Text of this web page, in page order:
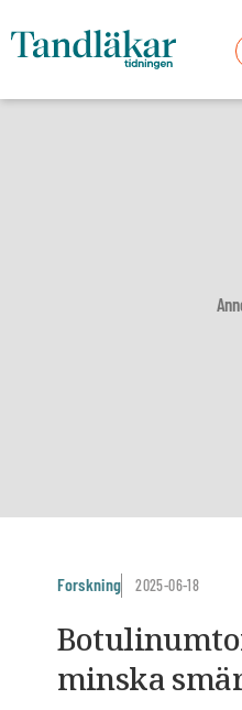
Forskning 2025-06-18
minska